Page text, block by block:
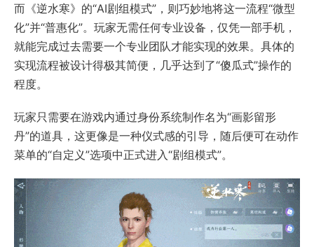
而《逆水寒》的“AI剧组模式”，则巧妙地将这一流程“微型
化”并“普惠化”。玩家无需任何专业设备，仅凭一部手机，
就能完成过去需要一个专业团队才能实现的效果。具体的
实现流程被设计得极其简便，几乎达到了“傻瓜式”操作的
程度。
玩家只需要在游戏内通过身份系统制作名为“画影留形
丹”的道具，这更像是一种仪式感的引导，随后便可在动作
菜单的“自定义”选项中正式进入“剧组模式”。